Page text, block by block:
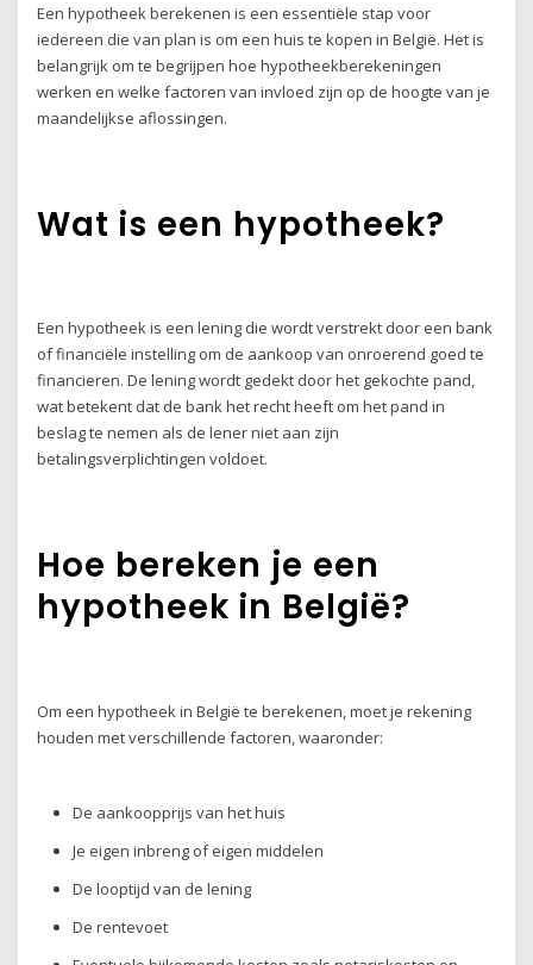
Een hypotheek berekenen is een essentiële stap voor
iedereen die van plan is om een huis te kopen in België. Het is
belangrijk om te begrijpen hoe hypotheekberekeningen
werken en welke factoren van invloed zijn op de hoogte van je
maandelijkse aflossingen.
Wat is een hypotheek?
Een hypotheek is een lening die wordt verstrekt door een bank
of financiële instelling om de aankoop van onroerend goed te
financieren. De lening wordt gedekt door het gekochte pand,
wat betekent dat de bank het recht heeft om het pand in
beslag te nemen als de lener niet aan zijn
betalingsverplichtingen voldoet.
Hoe bereken je een
hypotheek in België?
Om een hypotheek in België te berekenen, moet je rekening
houden met verschillende factoren, waaronder:
De aankoopprijs van het huis
Je eigen inbreng of eigen middelen
De looptijd van de lening
De rentevoet